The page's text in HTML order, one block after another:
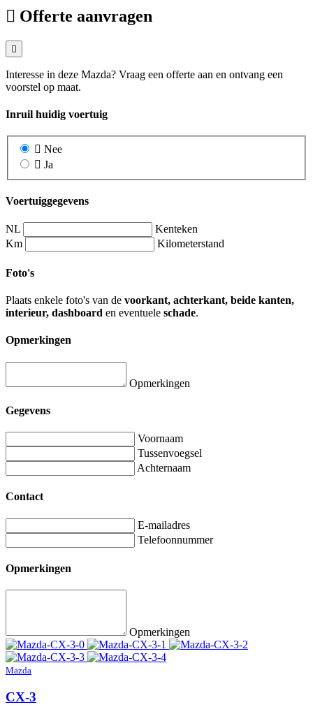
Offerte aanvragen
Interesse in deze Mazda? Vraag een offerte aan en ontvang een
voorstel op maat.
Inruil huidig voertuig
Nee
Ja
Voertuiggegevens
NL
Kenteken
Km
Kilometerstand
Foto's
Plaats enkele foto's van de voorkant, achterkant, beide kanten,
interieur, dashboard en eventuele schade.
Opmerkingen
Opmerkingen
Gegevens
Voornaam
Tussenvoegsel
Achternaam
Contact
E-mailadres
Telefoonnummer
Opmerkingen
Opmerkingen
Mazda
CX-3